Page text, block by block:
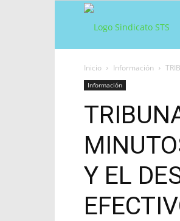
Inicio Información
Información
Y EL